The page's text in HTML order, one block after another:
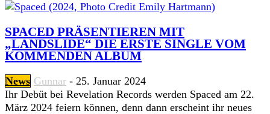
SPACED PRÄSENTIEREN MIT
„LANDSLIDE“ DIE ERSTE SINGLE VOM
KOMMENDEN ALBUM
News Gunnar - 25. Januar 2024
Ihr Debüt bei Revelation Records werden Spaced am 22.
März 2024 feiern können, denn dann erscheint ihr neues